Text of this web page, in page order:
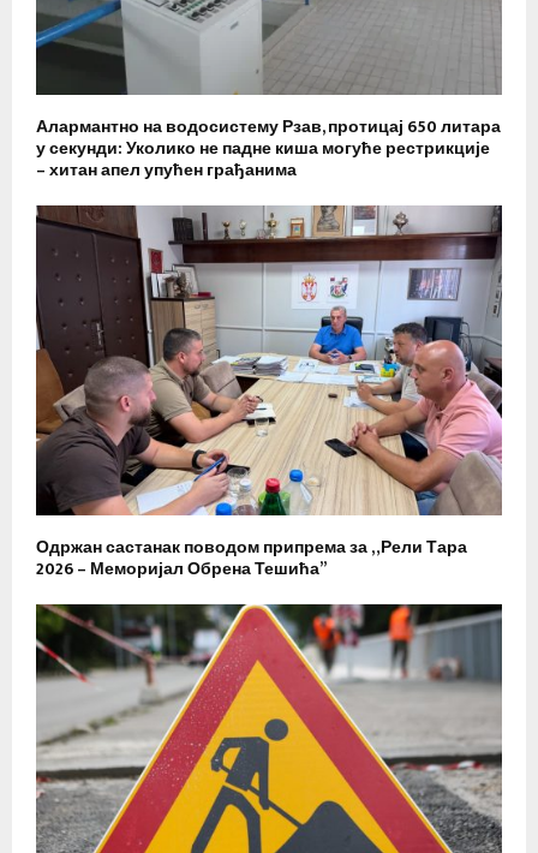
Алармантно на водосистему Рзав, протицај 650 литара
у секунди: Уколико не падне киша могуће рестрикције
– хитан апел упућен грађанима
Одржан састанак поводом припрема за „Рели Тара
2026 – Меморијал Обрена Тешића”